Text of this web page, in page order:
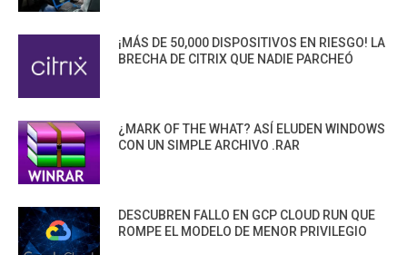
¡MÁS DE 50,000 DISPOSITIVOS EN RIESGO! LA
BRECHA DE CITRIX QUE NADIE PARCHEÓ
¿MARK OF THE WHAT? ASÍ ELUDEN WINDOWS
CON UN SIMPLE ARCHIVO .RAR
DESCUBREN FALLO EN GCP CLOUD RUN QUE
ROMPE EL MODELO DE MENOR PRIVILEGIO